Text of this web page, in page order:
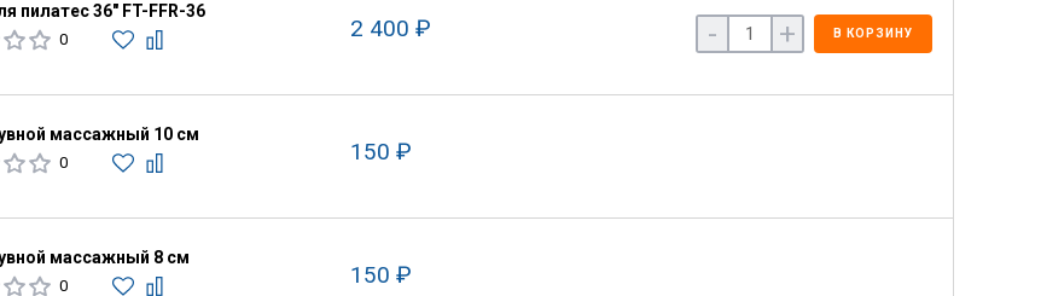
пилатес 36" FT-FFR-36
0 2 400 ₽ - + В КОРЗИНУ
массажный 10 см
0 150 ₽
массажный 8 см
0 150 ₽